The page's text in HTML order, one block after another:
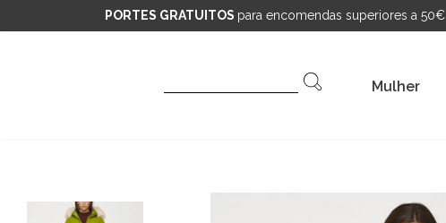
PORTES GRATUITOS para encomendas superiores a 50€
Mulher